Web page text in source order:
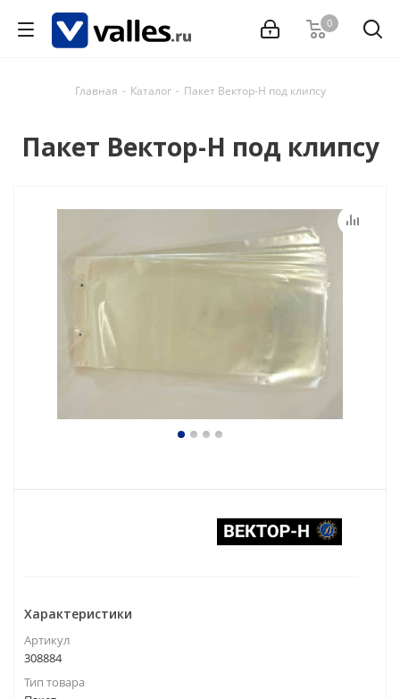
0
Главная - Каталог - Пакет Вектор-Н под клипсу
Пакет Вектор-Н под клипсу
Характеристики
Артикул
308884
Тип товара